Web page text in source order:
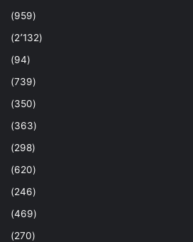
(959)
(2٬132)
(94)
(739)
(350)
(363)
(298)
(620)
(246)
(469)
(270)